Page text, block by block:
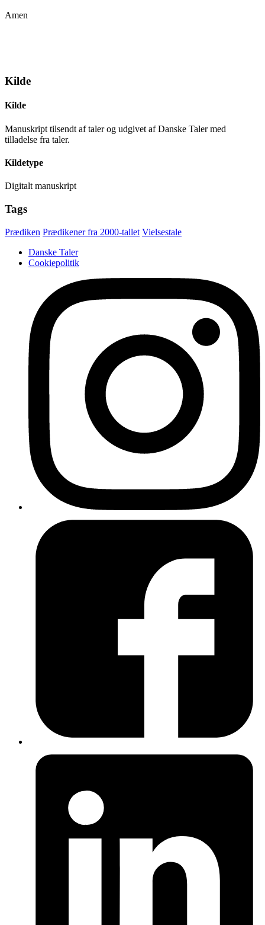
Amen
Kilde
Kilde
Manuskript tilsendt af taler og udgivet af Danske Taler med
tilladelse fra taler.
Kildetype
Digitalt manuskript
Tags
Prædiken Prædikener fra 2000-tallet Vielsestale
Danske Taler
Cookiepolitik